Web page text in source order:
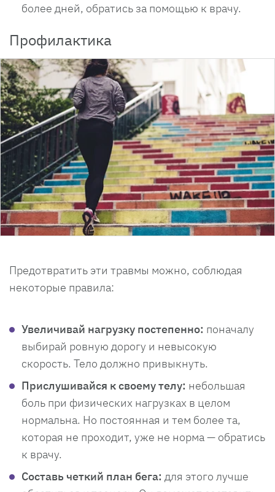
более дней, обратись за помощью к врачу.
Профилактика
Предотвратить эти травмы можно, соблюдая
некоторые правила:
Увеличивай нагрузку постепенно: поначалу
выбирай ровную дорогу и невысокую
скорость. Тело должно привыкнуть.
Прислушивайся к своему телу: небольшая
боль при физических нагрузках в целом
нормальна. Но постоянная и тем более та,
которая не проходит, уже не норма — обратись
к врачу.
Составь четкий план бега: для этого лучше